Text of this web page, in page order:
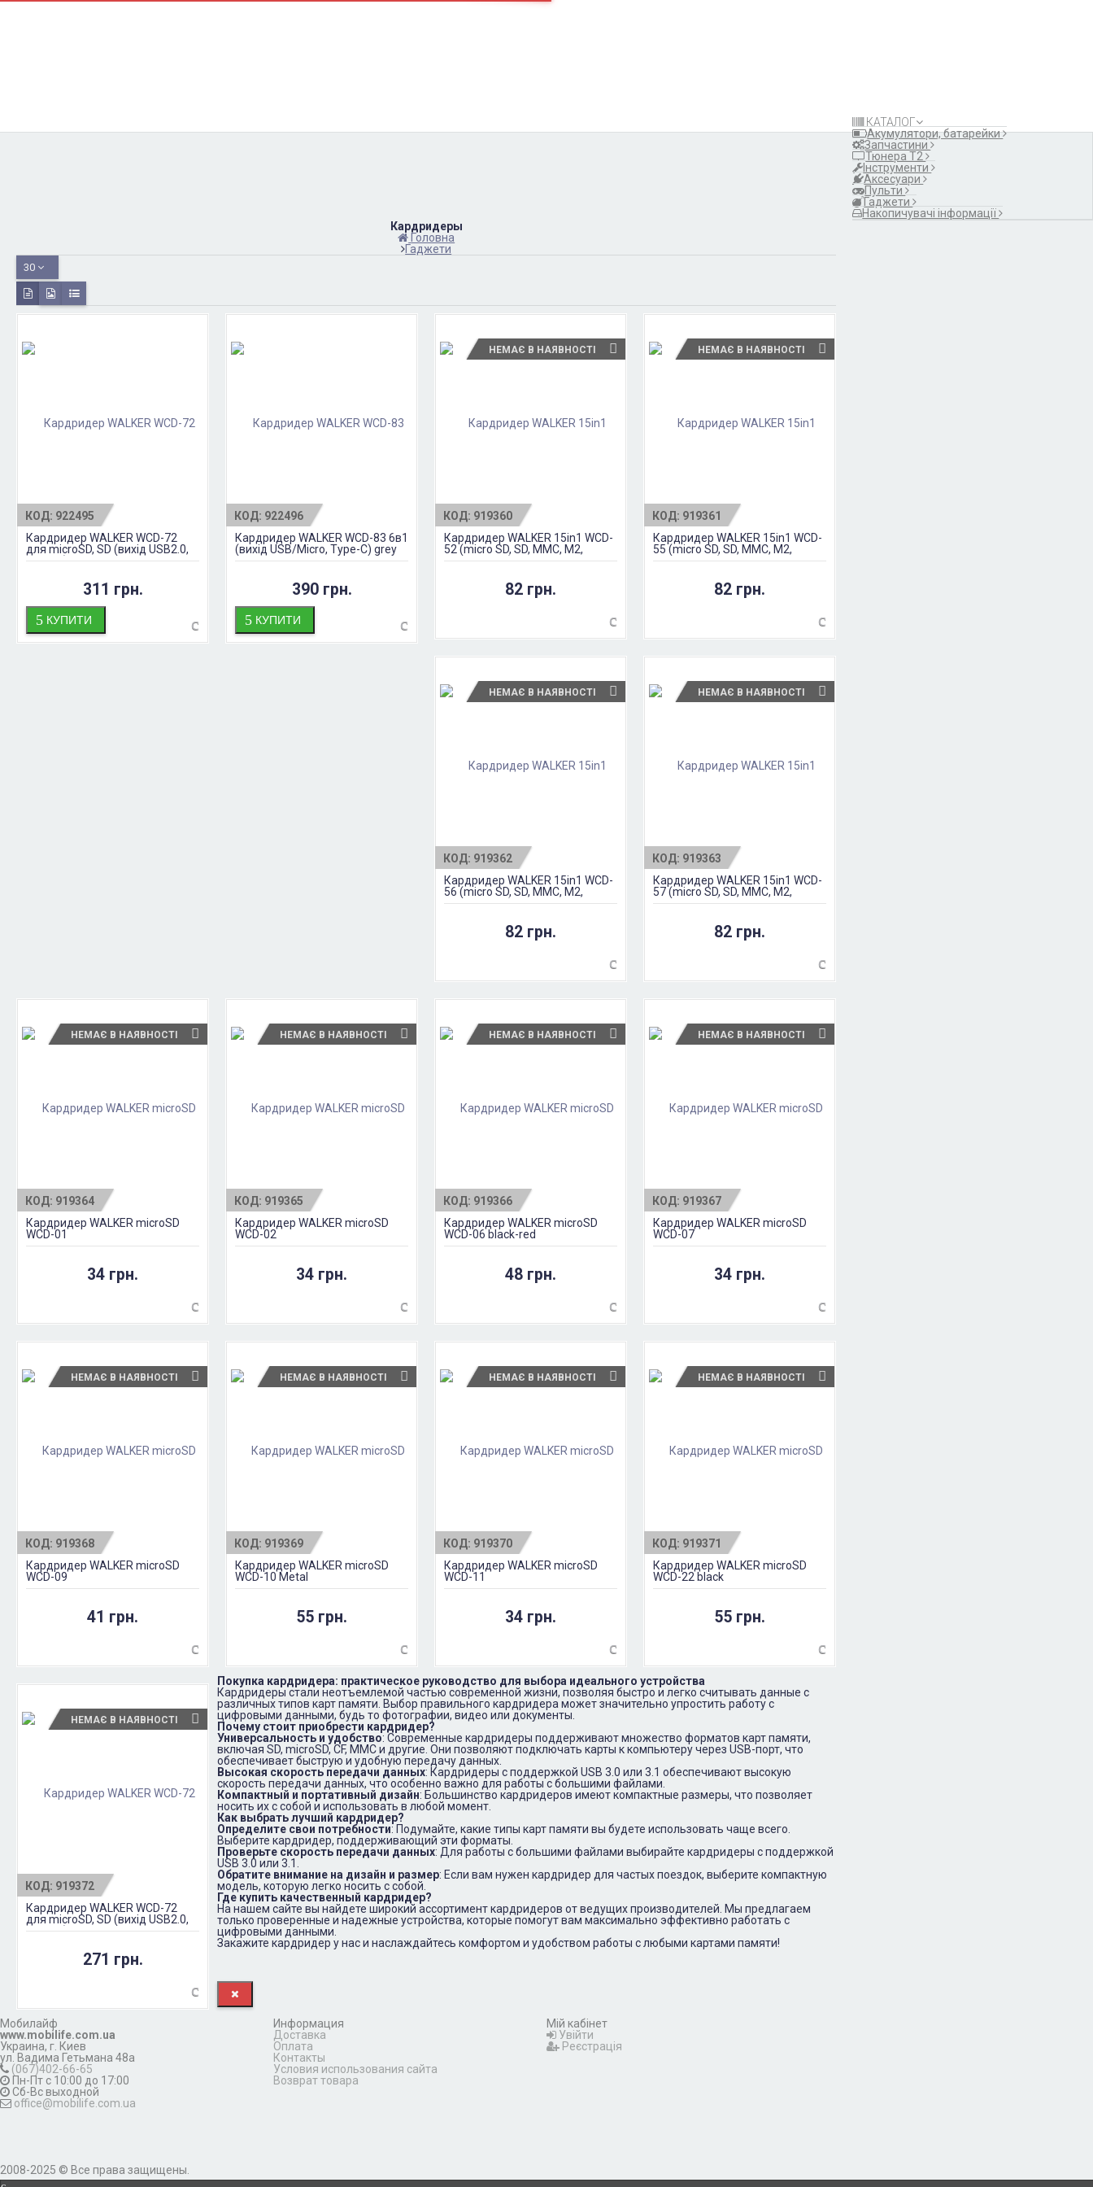
Накопичувачі інформації
КАТАЛОГ
Акумулятори, батарейки
Запчастини
Тюнера T2
Інструменти
Аксесуари
Пульти
Гаджети
Накопичувачі інформації
Кардридеры
Головна
Гаджети
30
КОД: 922495
Кардридер WALKER WCD-72
для microSD, SD (вихід USB2.0,
Type-C)
311 грн.
КУПИТИ
КОД: 922496
Кардридер WALKER WCD-83 6в1
(вихід USB/Micro, Type-C) grey
390 грн.
КУПИТИ
НЕМАЄ В НАЯВНОСТІ
КОД: 919360
Кардридер WALKER 15in1 WCD-
52 (micro SD, SD, MMC, M2,
MS/MS DUO)
82 грн.
НЕМАЄ В НАЯВНОСТІ
КОД: 919361
Кардридер WALKER 15in1 WCD-
55 (micro SD, SD, MMC, M2,
MS/MS DUO)
82 грн.
НЕМАЄ В НАЯВНОСТІ
КОД: 919362
Кардридер WALKER 15in1 WCD-
56 (micro SD, SD, MMC, M2,
MS/MS DUO)
82 грн.
НЕМАЄ В НАЯВНОСТІ
КОД: 919363
Кардридер WALKER 15in1 WCD-
57 (micro SD, SD, MMC, M2,
MS/MS DUO)
82 грн.
НЕМАЄ В НАЯВНОСТІ
КОД: 919364
Кардридер WALKER microSD
WCD-01
34 грн.
НЕМАЄ В НАЯВНОСТІ
КОД: 919365
Кардридер WALKER microSD
WCD-02
34 грн.
НЕМАЄ В НАЯВНОСТІ
КОД: 919366
Кардридер WALKER microSD
WCD-06 black-red
48 грн.
НЕМАЄ В НАЯВНОСТІ
КОД: 919367
Кардридер WALKER microSD
WCD-07
34 грн.
НЕМАЄ В НАЯВНОСТІ
КОД: 919368
Кардридер WALKER microSD
WCD-09
41 грн.
НЕМАЄ В НАЯВНОСТІ
КОД: 919369
Кардридер WALKER microSD
WCD-10 Metal
55 грн.
НЕМАЄ В НАЯВНОСТІ
КОД: 919370
Кардридер WALKER microSD
WCD-11
34 грн.
НЕМАЄ В НАЯВНОСТІ
КОД: 919371
Кардридер WALKER microSD
WCD-22 black
55 грн.
НЕМАЄ В НАЯВНОСТІ
КОД: 919372
Кардридер WALKER WCD-72
для microSD, SD (вихід USB2.0,
Type-C) прозорий
271 грн.
Покупка кардридера: практическое руководство для выбора идеального устройства
Кардридеры стали неотъемлемой частью современной жизни, позволяя быстро и легко считывать данные с
различных типов карт памяти. Выбор правильного кардридера может значительно упростить работу с
цифровыми данными, будь то фотографии, видео или документы.
Почему стоит приобрести кардридер?
Универсальность и удобство: Современные кардридеры поддерживают множество форматов карт памяти,
включая SD, microSD, CF, MMC и другие. Они позволяют подключать карты к компьютеру через USB-порт, что
обеспечивает быструю и удобную передачу данных.
Высокая скорость передачи данных: Кардридеры с поддержкой USB 3.0 или 3.1 обеспечивают высокую
скорость передачи данных, что особенно важно для работы с большими файлами.
Компактный и портативный дизайн: Большинство кардридеров имеют компактные размеры, что позволяет
носить их с собой и использовать в любой момент.
Как выбрать лучший кардридер?
Определите свои потребности: Подумайте, какие типы карт памяти вы будете использовать чаще всего.
Выберите кардридер, поддерживающий эти форматы.
Проверьте скорость передачи данных: Для работы с большими файлами выбирайте кардридеры с поддержкой
USB 3.0 или 3.1.
Обратите внимание на дизайн и размер: Если вам нужен кардридер для частых поездок, выберите компактную
модель, которую легко носить с собой.
Где купить качественный кардридер?
На нашем сайте вы найдете широкий ассортимент кардридеров от ведущих производителей. Мы предлагаем
только проверенные и надежные устройства, которые помогут вам максимально эффективно работать с
цифровыми данными.
Закажите кардридер у нас и наслаждайтесь комфортом и удобством работы с любыми картами памяти!
Мобилайф
www.mobilife.com.ua
Украина, г. Киев
ул. Вадима Гетьмана 48а
(067)402-66-65
Пн-Пт с 10:00 до 17:00
Сб-Вс выходной
office@mobilife.com.ua
Информация
Доставка
Оплата
Контакты
Условия использования сайта
Возврат товара
Мій кабінет
Увійти
Реєстрація
2008-2025 © Все права защищены.